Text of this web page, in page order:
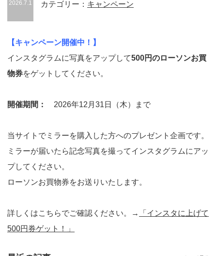
2026.7.1 カテゴリー： キャンペーン
【キャンペーン開催中！】
インスタグラムに写真をアップして500円のローソンお買
物券をゲットしてください。
開催期間： 2026年12月31日（木）まで
当サイトでミラーを購入した方へのプレゼント企画です。
ミラーが届いたら記念写真を撮ってインスタグラムにアッ
プしてください。
ローソンお買物券をお送りいたします。
詳しくはこちらでご確認ください。→
「インスタに上げて
500円券ゲット！」